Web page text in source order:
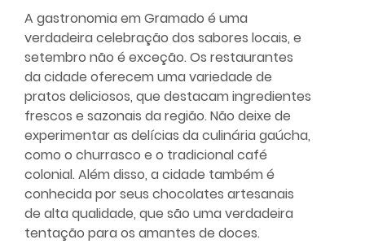
A gastronomia em Gramado é uma
verdadeira celebração dos sabores locais, e
setembro não é exceção. Os restaurantes
da cidade oferecem uma variedade de
pratos deliciosos, que destacam ingredientes
frescos e sazonais da região. Não deixe de
experimentar as delícias da culinária gaúcha,
como o churrasco e o tradicional café
colonial. Além disso, a cidade também é
conhecida por seus chocolates artesanais
de alta qualidade, que são uma verdadeira
tentação para os amantes de doces.